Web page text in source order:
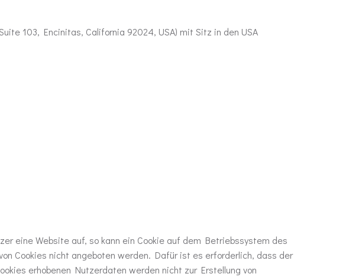
103, Encinitas, California 92024, USA) mit Sitz in den USA
eine Website auf, so kann ein Cookie auf dem Betriebssystem des
Cookies nicht angeboten werden. Dafür ist es erforderlich, dass der
erhobenen Nutzerdaten werden nicht zur Erstellung von